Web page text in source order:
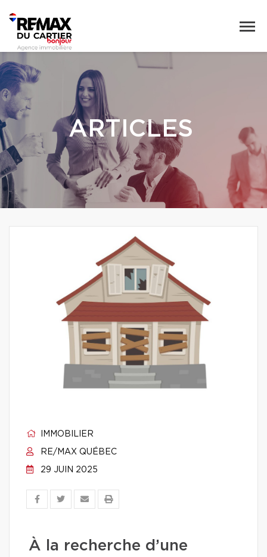
ARTICLES
IMMOBILIER
RE/MAX QUÉBEC
29 JUIN 2025
À la recherche d’une